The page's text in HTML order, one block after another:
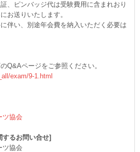
、ピンバッジ代は受験費用に含まれおり
お送りいたします。
伴い、別途年会費を納入いただく必要は
Q&Aページをご参照ください。
exam/9-1.html
ツ協会
するお問い合せ]
ツ協会